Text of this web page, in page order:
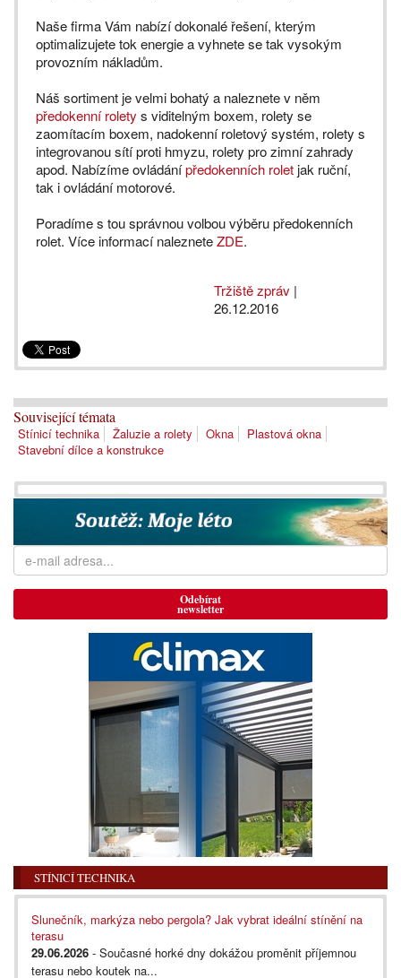
Naše firma Vám nabízí dokonalé řešení, kterým
optimalizujete tok energie a vyhnete se tak vysokým
provozním nákladům.
Náš sortiment je velmi bohatý a naleznete v něm
předokenní rolety s viditelným boxem, rolety se
zaomítacím boxem, nadokenní roletový systém, rolety s
integrovanou sítí proti hmyzu, rolety pro zimní zahrady
apod. Nabízíme ovládánípředokenních rolet jak ruční,
tak i ovládání motorové.
Poradíme s tou správnou volbou výběru předokenních
rolet. Více informací nalezneteZDE.
Tržiště zpráv |
26.12.2016
Související témata
Stínicí technika Žaluzie a rolety Okna
Plastová okna
Stavební dílce a konstrukce
Odebírat
newsletter
STÍNICÍ TECHNIKA
Slunečník, markýza nebo pergola? Jak vybrat ideální stínění na
terasu
29.06.2026 - Současné horké dny dokážou proměnit příjemnou
terasu nebo koutek na...